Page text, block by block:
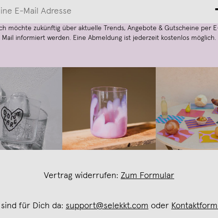
möchte zukünftig über aktuelle Trends, Angebote & Gutscheine per
Mail informiert werden. Eine Abmeldung ist jederzeit kostenlos möglich.
Vertrag widerrufen: Zum Formular
für Dich da: support@selekkt.com oder